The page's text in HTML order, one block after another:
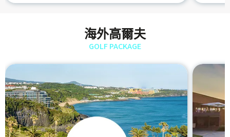
海外高爾夫
GOLF PACKAGE